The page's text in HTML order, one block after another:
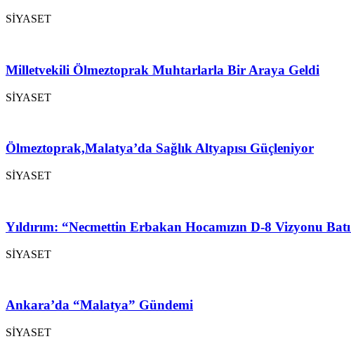
SİYASET
Milletvekili Ölmeztoprak Muhtarlarla Bir Araya Geldi
SİYASET
Ölmeztoprak,Malatya’da Sağlık Altyapısı Güçleniyor
SİYASET
Yıldırım: “Necmettin Erbakan Hocamızın D-8 Vizyonu
SİYASET
Ankara’da “Malatya” Gündemi
SİYASET